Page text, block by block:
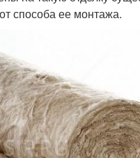
способа ее монтажа.